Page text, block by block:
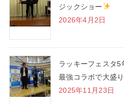
ジックショー
2026年4月2日
ラッキーフェスタ
最強コラボで大盛
2025年11月23日